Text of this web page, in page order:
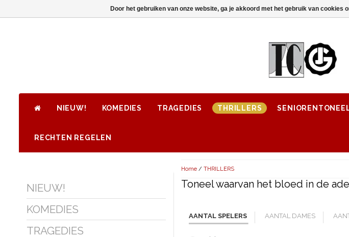
NIEUW! KOMEDIES TRAGEDIES THRILLERS
RECHTEN REGELEN
NIEUW!
KOMEDIES
TRAGEDIES
Home/ THRILLERS
Toneel waarvan het bloed in de
AANTAL SPELERS AANTAL DAMES
Door het gebruiken van onze website, ga je akkoord met het gebruik van cookies